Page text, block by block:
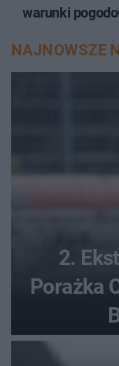
warunki
NAJNOWSZE
2.
Porażka